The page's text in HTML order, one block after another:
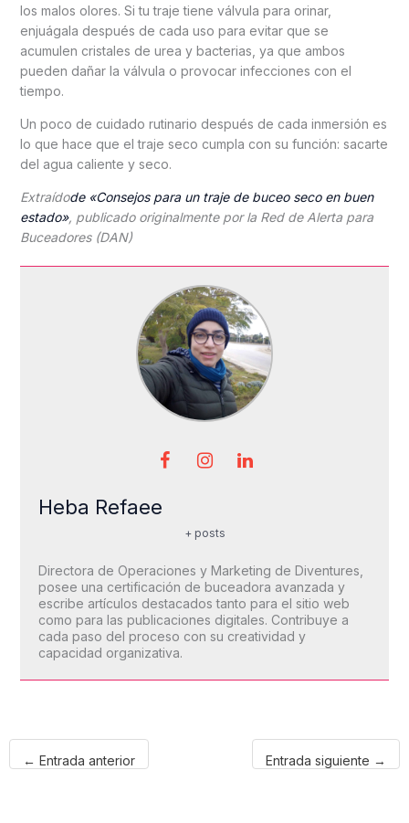
los malos olores. Si tu traje tiene válvula para orinar,
enjuágala después de cada uso para evitar que se
acumulen cristales de urea y bacterias, ya que ambos
pueden dañar la válvula o provocar infecciones con el
tiempo.
Un poco de cuidado rutinario después de cada inmersión es
lo que hace que el traje seco cumpla con su función: sacarte
del agua caliente y seco.
Extraídode «Consejos para un traje de buceo seco en buen
estado», publicado originalmente por la Red de Alerta para
Buceadores (DAN)
Heba Refaee
+ posts
Directora de Operaciones y Marketing de Diventures,
posee una certificación de buceadora avanzada y
escribe artículos destacados tanto para el sitio web
como para las publicaciones digitales. Contribuye a
cada paso del proceso con su creatividad y
capacidad organizativa.
← Entrada anterior Entrada siguiente →